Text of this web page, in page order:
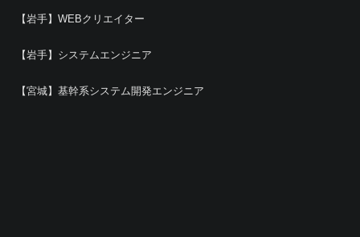
【岩手】WEBクリエイター
【岩手】システムエンジニア
【宮城】基幹系システム開発エンジニア